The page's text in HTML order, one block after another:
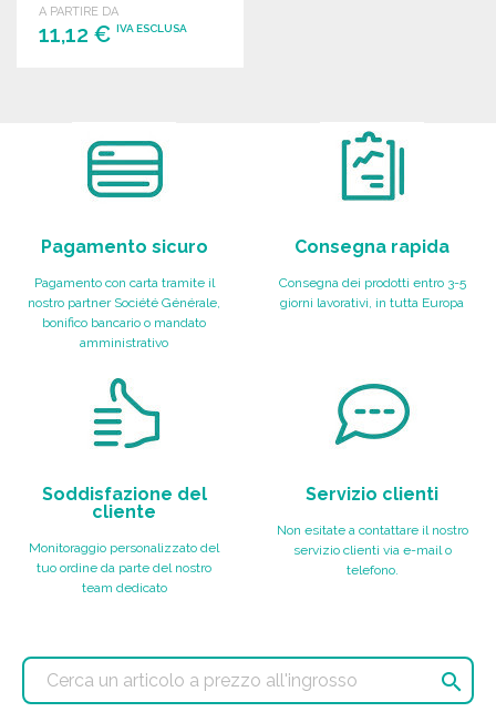
A PARTIRE DA
11,12 € IVA ESCLUSA
Pagamento sicuro
Pagamento con carta tramite il
nostro partner Société Générale,
bonifico bancario o mandato
amministrativo
Consegna rapida
Consegna dei prodotti entro 3-5
giorni lavorativi, in tutta Europa
Soddisfazione del
cliente
Monitoraggio personalizzato del
tuo ordine da parte del nostro
team dedicato
Servizio clienti
Non esitate a contattare il nostro
servizio clienti via e-mail o
telefono.
